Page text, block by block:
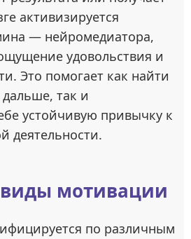
активизируется
— нейромедиатора,
удовольствия и
Это помогает как найти
так и
устойчивую привычку к
деятельности.
виды мотивации
по различным